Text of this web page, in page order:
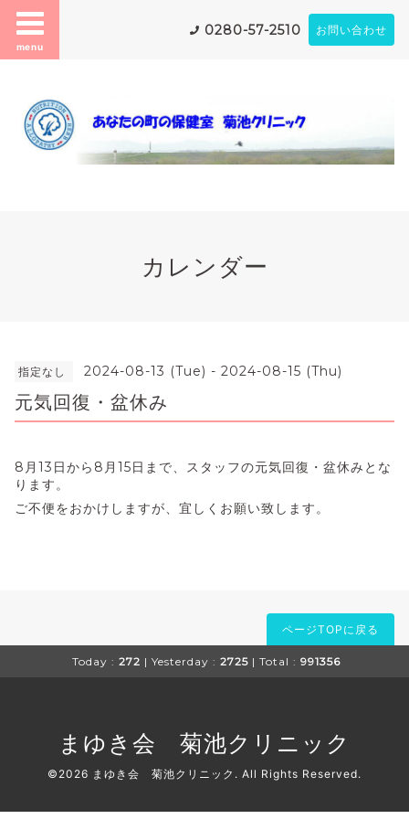
menu
0280-57-2510 お問い合わせ
カレンダー
指定なし 2024-08-13 (Tue) - 2024-08-15 (Thu)
元気回復・盆休み
8月13日から8月15日まで、スタッフの元気回復・盆休みとな
ります。
ご不便をおかけしますが、宜しくお願い致します。
ページTOPに戻る
Today : 272 | Yesterday : 2725 | Total : 991356
まゆき会 菊池クリニック
©2026 まゆき会 菊池クリニック . All Rights Reserved.